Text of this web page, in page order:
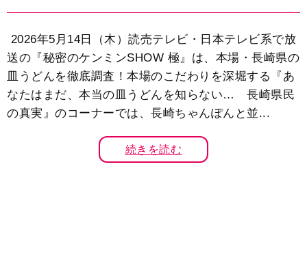
2026年5月14日（木）読売テレビ・日本テレビ系で放
送の『秘密のケンミンSHOW 極』は、本場・長崎県の
皿うどんを徹底調査！本場のこだわりを深堀する『あ
なたはまだ、本当の皿うどんを知らない… 長崎県民
の真実』のコーナーでは、長崎ちゃんぽんと並...
続きを読む